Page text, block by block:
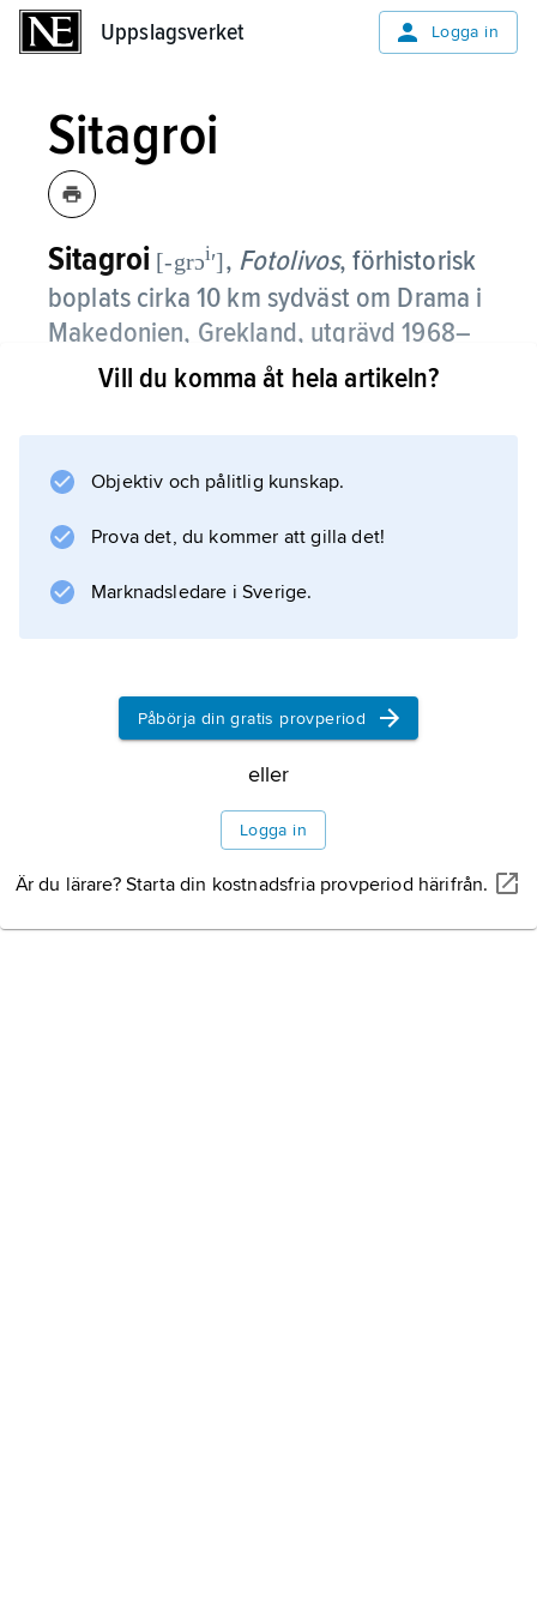
Uppslagsverket Logga in
Sitagroi
Sitagroi [-grɔiʹ], Fotolivos, förhistorisk
boplats cirka 10 km sydväst om Drama i
Makedonien, Grekland, utgrävd 1968–
69 av en anglo–amerikansk expedition.
bronsålder (femte till tredje årtusendena f.Kr.).
Information om artikeln
Vill du komma åt hela artikeln?
Objektiv och pålitlig kunskap.
Prova det, du kommer att gilla det!
Marknadsledare i Sverige.
Påbörja din gratis provperiod
eller
Logga in
Är du lärare? Starta din kostnadsfria provperiod härifrån.